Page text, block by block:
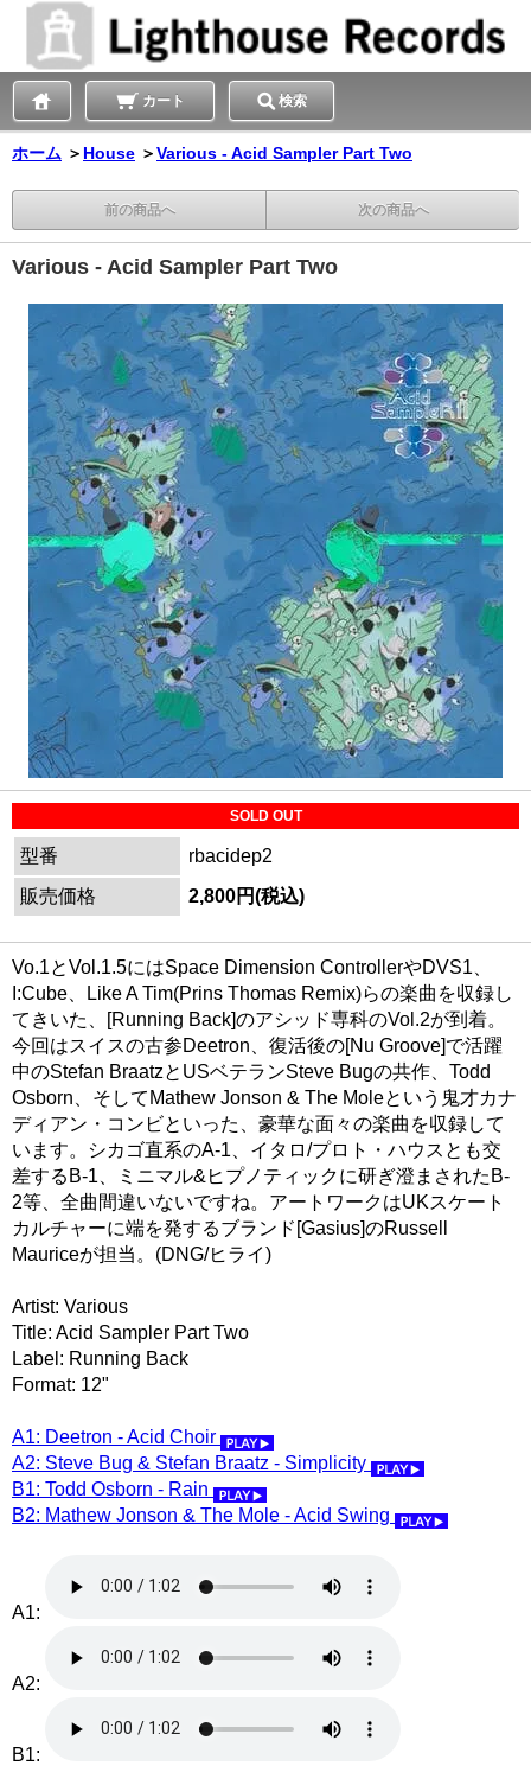
カート 検索
ホーム ＞ House ＞Various - Acid Sampler Part Two
前の商品へ 次の商品へ
Various - Acid Sampler Part Two
SOLD OUT
型番
rbacidep2
販売価格
2,800円(税込)
Vo.1とVol.1.5にはSpace Dimension ControllerやDVS1、
I:Cube、Like A Tim(Prins Thomas Remix)らの楽曲を収録し
てきいた、[Running Back]のアシッド専科のVol.2が到着。
今回はスイスの古参Deetron、復活後の[Nu Groove]で活躍
中のStefan BraatzとUSベテランSteve Bugの共作、Todd
Osborn、そしてMathew Jonson & The Moleという鬼才カナ
ディアン・コンビといった、豪華な面々の楽曲を収録して
います。シカゴ直系のA-1、イタロ/プロト・ハウスとも交
差するB-1、ミニマル&ヒプノティックに研ぎ澄まされたB-
2等、全曲間違いないですね。アートワークはUKスケート
カルチャーに端を発するブランド[Gasius]のRussell
Mauriceが担当。(DNG/ヒライ)
Artist: Various
Title: Acid Sampler Part Two
Label: Running Back
Format: 12"
A1: Deetron - Acid Choir
A2: Steve Bug & Stefan Braatz - Simplicity
B1: Todd Osborn - Rain
B2: Mathew Jonson & The Mole - Acid Swing
A1:
A2:
B1: